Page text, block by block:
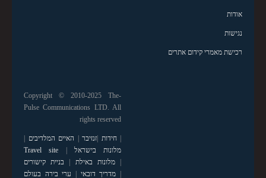
אודות
נגישות
רכישת מאמרי קידום אתרים
Copyright © 2010-2025 The-
Pulse Communications LTD. All
rights reserved
|חידות |זנזיבר | האיים המלדיבים |
מלונות בישראל |
Travel site
|מלונות באילת | בניית קישורים
| מדריך דובאי | ערי בירה בעולם